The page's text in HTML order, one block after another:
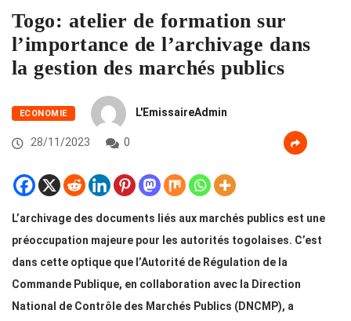
Togo: atelier de formation sur
l’importance de l’archivage dans
la gestion des marchés publics
ECONOMIE L'EmissaireAdmin
28/11/2023 0
L’archivage des documents liés aux marchés publics est une
préoccupation majeure pour les autorités togolaises. C’est
dans cette optique que l’Autorité de Régulation de la
Commande Publique, en collaboration avec la Direction
National de Contrôle des Marchés Publics (DNCMP), a